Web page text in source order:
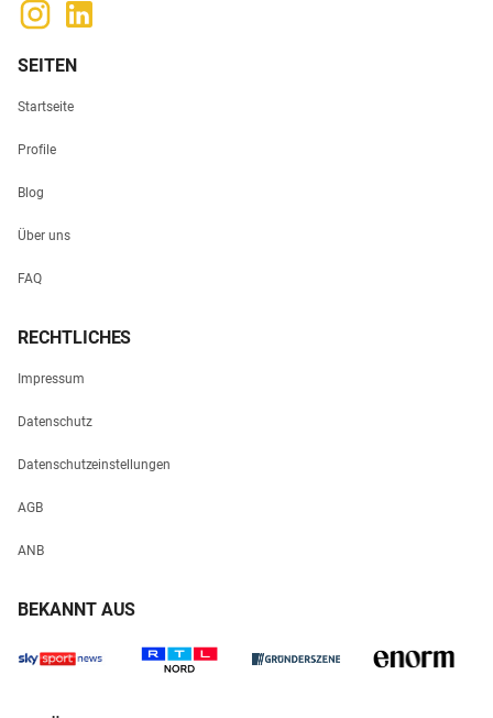
SEITEN
Startseite
Profile
Blog
Über uns
FAQ
RECHTLICHES
Impressum
Datenschutz
Datenschutzeinstellungen
AGB
ANB
BEKANNT AUS